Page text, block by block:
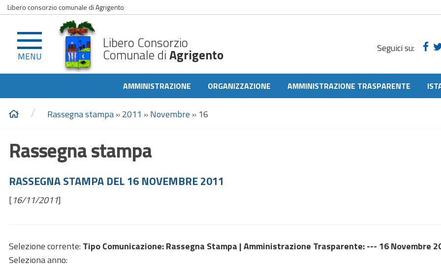
Libero consorzio comunale di Agrigento
MENU
Libero Consorzio
Comunale diAgrigento Seguici su:
AMMINISTRAZIONE ORGANIZZAZIONE AMMINISTRAZIONE TRASPARENTE
/ Rassegna stampa»2011 »Novembre » 16
Rassegna stampa
RASSEGNA STAMPA DEL 16 NOVEMBRE 2011
[16/11/2011]
Selezione corrente: Tipo Comunicazione: Rassegna Stampa |Amministrazione Trasparente: --- 16 Novembre
Seleziona anno: